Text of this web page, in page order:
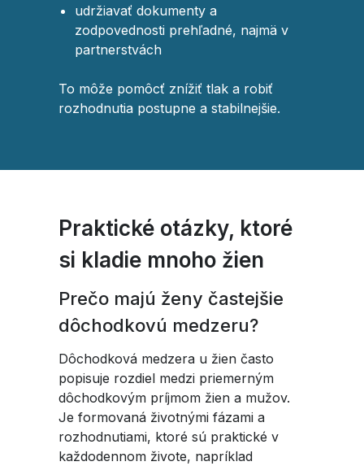
udržiavať dokumenty a
zodpovednosti prehľadné, najmä v
partnerstvách
To môže pomôcť znížiť tlak a robiť
rozhodnutia postupne a stabilnejšie.
Praktické otázky, ktoré
si kladie mnoho žien
Prečo majú ženy častejšie
dôchodkovú medzeru?
Dôchodková medzera u žien často
popisuje rozdiel medzi priemerným
dôchodkovým príjmom žien a mužov.
Je formovaná životnými fázami a
rozhodnutiami, ktoré sú praktické v
každodennom živote, napríklad